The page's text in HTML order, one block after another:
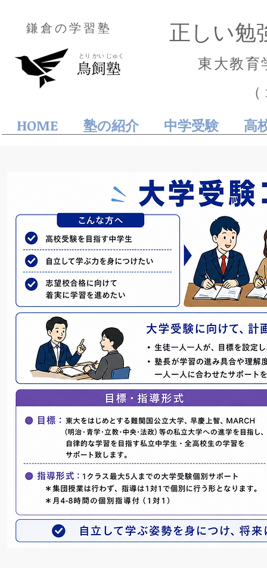
鎌倉の学習塾
とり かい じゅく
正しい勉
東大教育
HOME
塾の紹介 中学受験 高